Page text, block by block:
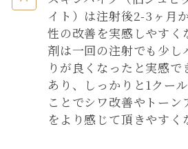
イト）は注射後2-3ヶ月
性の改善を実感しやすく
剤は一回の注射でも少し
りが良くなったと実感
あり、しっかりと1クー
ことでシワ改善やトーン
をより感じて頂きやすく